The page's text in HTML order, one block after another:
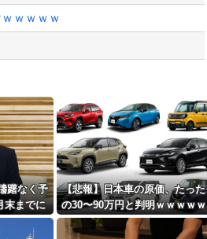
Powered by livedoor 相互RSS
ｗｗｗｗ
「ほう君が萩野...
の反応
躇なく予
末までに
熊本地震
【悲報】日本車の原価、たった
の30〜90万円と判明ｗｗｗｗｗ
ｗｗｗｗｗｗ